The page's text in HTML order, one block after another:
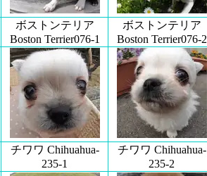
ボストンテリア
Boston Terrier076-1
ボストンテリア
Boston Terrier076-2
チワワ Chihuahua-
235-1
チワワ Chihuahua-
235-2